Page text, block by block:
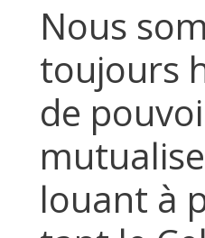
Nous
toujours
de
louant à